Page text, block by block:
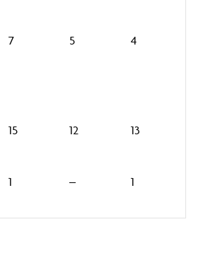
7 5 4
15 12 13
1 – 1